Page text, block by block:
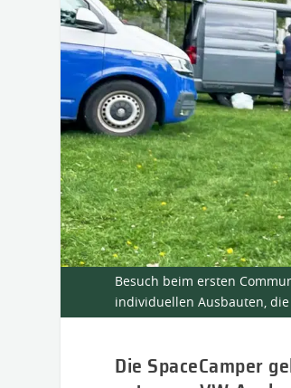
Besuch beim ersten
individuellen Ausbauten,
Die SpaceCamper